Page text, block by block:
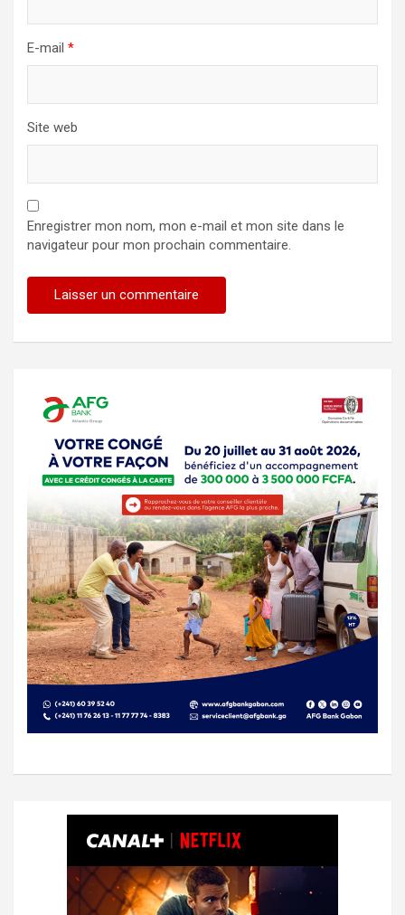
E-mail *
Site web
Enregistrer mon nom, mon e-mail et mon site dans le
navigateur pour mon prochain commentaire.